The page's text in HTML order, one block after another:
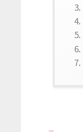
3.
4.
5.
6.
7.